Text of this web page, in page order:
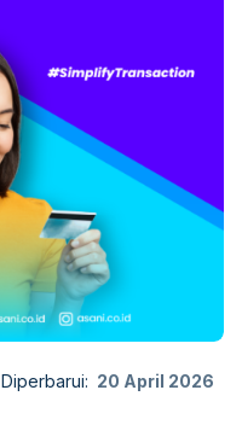
Diperbarui: 20 April 2026